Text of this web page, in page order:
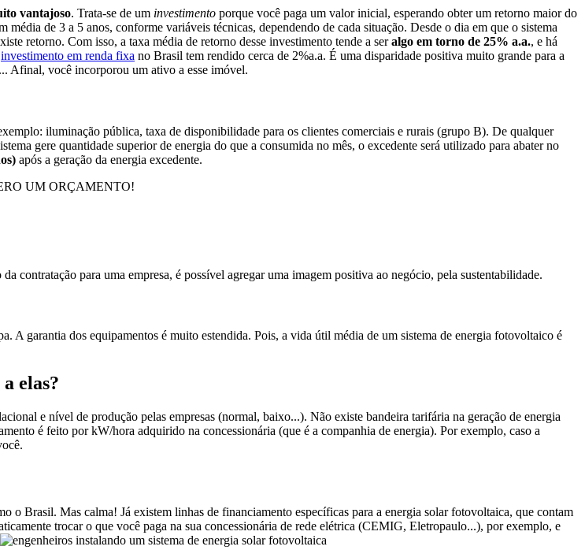
vantajoso. Trata-se de um investimento porque você paga um valor inicial, esperando obter um retorno maior do
de 3 a 5 anos, conforme variáveis técnicas, dependendo de cada situação. Desde o dia em que o sistema
retorno. Com isso, a taxa média de retorno desse investimento tende a seralgo em torno de 25% a.a., e há
investimento em renda fixa no Brasil tem rendido cerca de 2%a.a. É uma disparidade positiva muito grande para a
Afinal, você incorporou um ativo a esse imóvel.
iluminação pública, taxa de disponibilidade para os clientes comerciais e rurais (grupo B). De qualquer
gere quantidade superior de energia do que a consumida no mês, o excedente será utilizado para abater no
após a geração da energia excedente.
UM ORÇAMENTO!
contratação para uma empresa, é possível agregar uma imagem positiva ao negócio, pela sustentabilidade.
A garantia dos equipamentos é muito estendida. Pois, a vida útil média de um sistema de energia fotovoltaico é
elas?
e nível de produção pelas empresas (normal, baixo...). Não existe bandeira tarifária na geração de energia
é feito por kW/hora adquirido na concessionária (que é a companhia de energia). Por exemplo, caso a
o Brasil. Mas calma! Já existem linhas de financiamento específicas para a energia solar fotovoltaica, que contam
trocar o que você paga na sua concessionária de rede elétrica (CEMIG, Eletropaulo...), por exemplo, e